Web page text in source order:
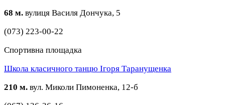
68 м. вулиця Василя Дончука, 5
(073) 223-00-22
Спортивна площадка
Школа класичного танцю Ігоря Таранущенка
210 м. вул. Миколи Пимоненка, 12-б